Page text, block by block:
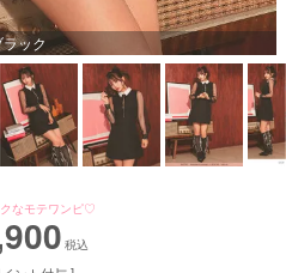
ック
なモテワンピ♡
税込